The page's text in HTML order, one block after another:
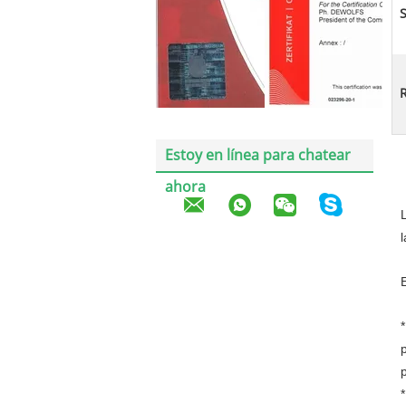
Estoy en línea para chatear
ahora